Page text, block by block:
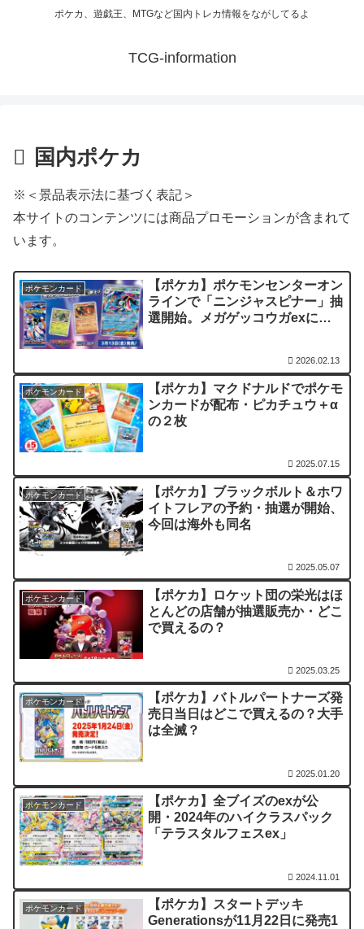
ポケカ、遊戯王、MTGなど国内トレカ情報をながしてるよ
TCG-information
国内ポケカ
※＜景品表示法に基づく表記＞
本サイトのコンテンツには商品プロモーションが含まれて
います。
ポケモンカード
【ポケカ】ポケモンセンターオン
ラインで「ニンジャスピナー」抽
選開始。メガゲッコウガexに注
2026.02.13
ポケモンカード
【ポケカ】マクドナルドでポケモ
ンカードが配布・ピカチュウ＋α
の２枚
2025.07.15
ポケモンカード
【ポケカ】ブラックボルト＆ホワ
イトフレアの予約・抽選が開始、
今回は海外も同名
2025.05.07
ポケモンカード
【ポケカ】ロケット団の栄光はほ
とんどの店舗が抽選販売か・どこ
で買えるの？
2025.03.25
ポケモンカード
【ポケカ】バトルパートナーズ発
売日当日はどこで買えるの？大手
は全滅？
2025.01.20
ポケモンカード
【ポケカ】全ブイズのexが公
開・2024年のハイクラスパック
「テラスタルフェスex」
2024.11.01
ポケモンカード
【ポケカ】スタートデッキ
Generationsが11月22日に発売1